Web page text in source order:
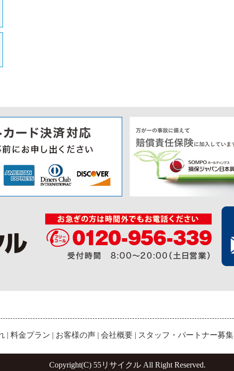
| 料金プラン | お客様の声 | 会社概要 | スタッフ・パートナー募集
Copyright(C) 55リサイクル All Right Reserved.